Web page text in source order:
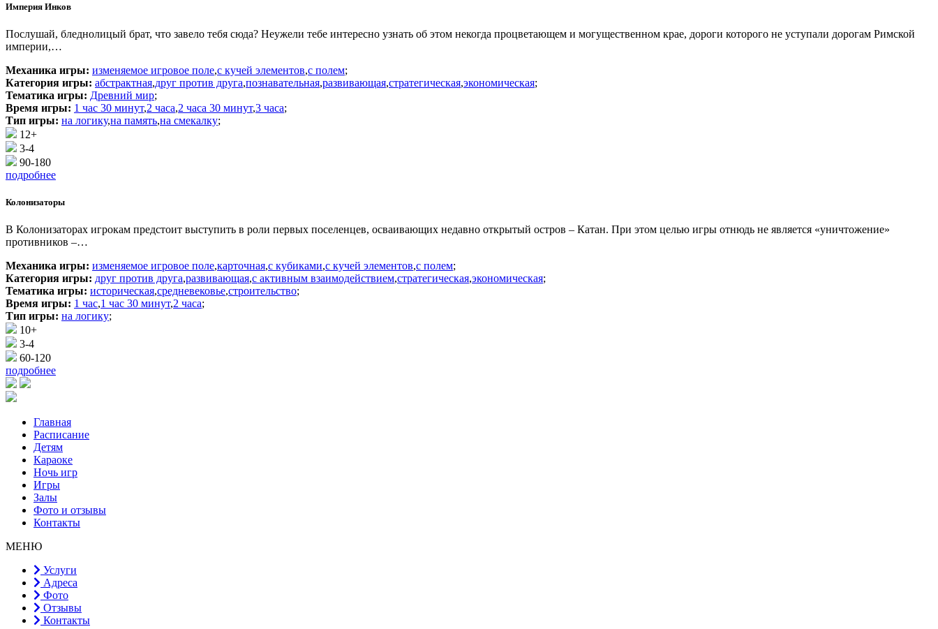
Империя Инков
Послушай, бледнолицый брат, что завело тебя сюда? Неужели тебе интересно узнать об этом некогда процветающем и могущественном крае, дороги которого не уступали дорогам Римской
империи,…
Механика игры: изменяемое игровое поле,с кучей элементов,с полем;
Категория игры: абстрактная,друг против друга,познавательная,развивающая,стратегическая,экономическая;
Тематика игры: Древний мир;
Время игры: 1 час 30 минут,2 часа,2 часа 30 минут,3 часа;
Тип игры: на логику,на память,на смекалку;
12+
3-4
90-180
подробнее
Колонизаторы
В Колонизаторах игрокам предстоит выступить в роли первых поселенцев, осваивающих недавно открытый остров – Катан. При этом целью игры отнюдь не является «уничтожение»
противников –…
Механика игры: изменяемое игровое поле,карточная,с кубиками,с кучей элементов,с полем;
Категория игры: друг против друга,развивающая,с активным взаимодействием,стратегическая,экономическая;
Тематика игры: историческая,средневековье,строительство;
Время игры: 1 час,1 час 30 минут,2 часа;
Тип игры: на логику;
10+
3-4
60-120
подробнее
Главная
Расписание
Детям
Караоке
Ночь игр
Игры
Залы
Фото и отзывы
Контакты
МЕНЮ
Услуги
Адреса
Фото
Отзывы
Контакты